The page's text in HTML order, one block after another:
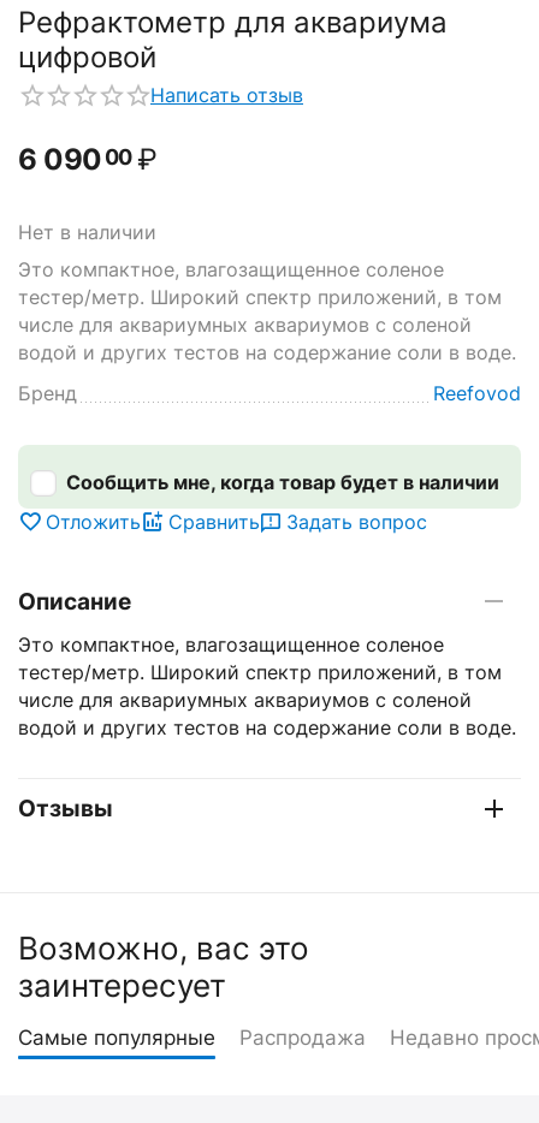
Рефрактометр для аквариума
цифровой
Написать отзыв
6 09000 ₽
Нет в наличии
Это компактное, влагозащищенное соленое
тестер/метр. Широкий спектр приложений, в том
числе для аквариумных аквариумов с соленой
водой и других тестов на содержание соли в воде.
Бренд
Reefovod
Сообщить мне, когда товар будет в наличии
Отложить
Сравнить Задать вопрос
Описание
Это компактное, влагозащищенное соленое
тестер/метр. Широкий спектр приложений, в том
числе для аквариумных аквариумов с соленой
водой и других тестов на содержание соли в воде.
Отзывы
Возможно, вас это
заинтересует
Самые популярные Распродажа Недавно